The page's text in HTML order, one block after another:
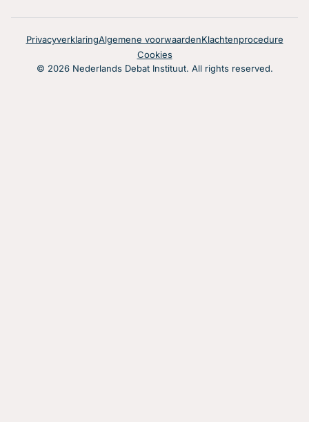
PrivacyverklaringAlgemene voorwaardenKlachtenprocedure
Cookies
© 2026 Nederlands Debat Instituut. All rights reserved.